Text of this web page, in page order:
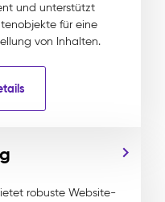
und unterstützt
für eine
von Inhalten.
robuste Website-